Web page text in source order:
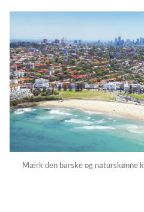
Mærk den barske og naturskønne